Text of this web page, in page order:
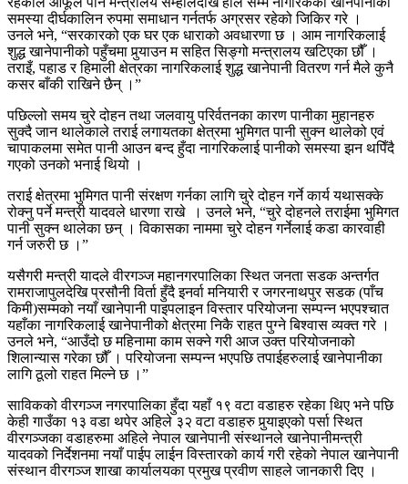
समस्या दीर्घकालिन रुपमा समाधान गर्नतर्फ अग्रसर रहेको जिकिर गरे ।
उनले भने, “सरकारको एक घर एक धाराको अवधारणा छ । आम नागरिकलाई
शुद्ध खानेपानीको पहुँचमा पुर्‍याउन म सहित सिङ्गो मन्त्रालय खटिएका छौँ ।
तराइँ, पहाड र हिमाली क्षेत्रका नागरिकलाई शुद्ध खानेपानी वितरण गर्न मैले कुनै
कसर बाँकी राखिने छैन् ।”
पछिल्लो समय चुरे दोहन तथा जलवायु परिर्वतनका कारण पानीका मुहानहरु
सुक्दै जान थालेकाले तराई लगायतका क्षेत्रमा भुमिगत पानी सुक्न थालेको एवं
चापाकलमा समेत पानी आउन बन्द हुँदा नागरिकलाई पानीको समस्या झन थपिँदै
गएको उनको भनाई थियो ।
तराई क्षेत्रमा भुमिगत पानी संरक्षण गर्नका लागि चुरे दोहन गर्ने कार्य यथासक्के
रोक्नु पर्ने मन्त्री यादवले धारणा राखे । उनले भने, “चुरे दोहनले तराईमा भुमिगत
पानी सुक्न थालेका छन् । विकासका नाममा चुरे दोहन गर्नेलाई कडा कारवाही
गर्न जरुरी छ ।”
यसैगरी मन्त्री यादले वीरगञ्ज महानगरपालिका स्थित जनता सडक अन्तर्गत
रामराजापुलदेखि प्रसौनी विर्ता हुँदै इनर्वा मनियारी र जगरनाथपुर सडक (पाँच
किमी)सम्मको नयाँ खानेपानी पाइपलाइन विस्तार परियोजना सम्पन्न भएपश्चात
यहाँका नागरिकलाई खानेपानीको क्षेत्रमा निकै राहत पुग्ने बिश्वास व्यक्त गरे ।
उनले भने, “आउँदो छ महिनामा काम सक्ने गरी आज उक्त परियोजनाको
शिलान्यास गरेका छौँ । परियोजना सम्पन्न भएपछि तपाईहरुलाई खानेपानीका
लागि ठूलो राहत मिल्ने छ ।”
साविकको वीरगञ्ज नगरपालिका हुँदा यहाँ १९ वटा वडाहरु रहेका थिए भने पछि
केही गाउँका १३ वडा थपेर अहिले ३२ वटा वडाहरु पुर्‍याइएको पर्सा स्थित
वीरगञ्जका वडाहरुमा अहिले नेपाल खानेपानी संस्थानले खानेपानीमन्त्री
यादवको निर्देशनमा नयाँ पाईप लाईन विस्तारको कार्य गरी रहेको नेपाल खानेपानी
संस्थान वीरगञ्ज शाखा कार्यालयका प्रमुख प्रवीण साहले जानकारी दिए ।